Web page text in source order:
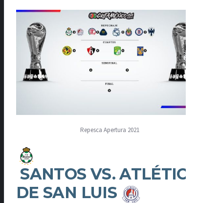
Repesca Apertura 2021
SANTOS VS. ATLÉTICO
DE SAN LUIS